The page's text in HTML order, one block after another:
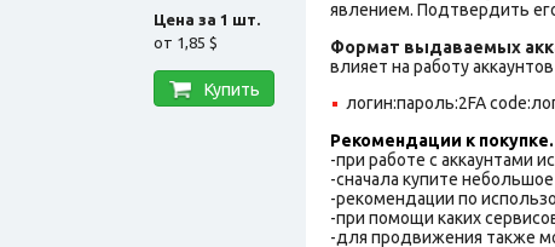
Цена за 1 шт.
от 1,85 $
Купить
явлением. Подтвердить
Формат выдаваемых
влияет на работу аккаунтов
логин:пароль:2FA
Рекомендации к покупке.
-при работе с аккаунтами
-сначала купите
-рекомендации по
-при помощи каких
-для продвижения также